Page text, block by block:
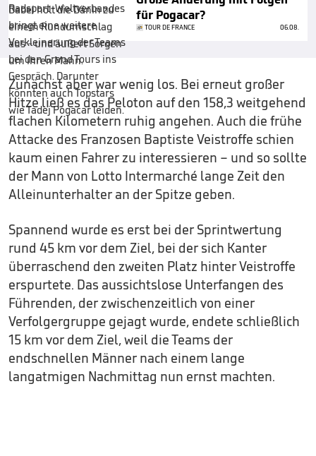
für Pogacar?
TOUR DE FRANCE 06.08.
Zunächst aber war wenig los. Bei erneut großer
Hitze ließ es das Peloton auf den 158,3 weitgehend
flachen Kilometern ruhig angehen. Auch die frühe
Attacke des Franzosen Baptiste Veistroffe schien
kaum einen Fahrer zu interessieren – und so sollte
der Mann von Lotto Intermarché lange Zeit den
Alleinunterhalter an der Spitze geben.
Spannend wurde es erst bei der Sprintwertung
rund 45 km vor dem Ziel, bei der sich Kanter
überraschend den zweiten Platz hinter Veistroffe
erspurtete. Das aussichtslose Unterfangen des
Führenden, der zwischenzeitlich von einer
Verfolgergruppe gejagt wurde, endete schließlich
15 km vor dem Ziel, weil die Teams der
endschnellen Männer nach einem lange
langatmigen Nachmittag nun ernst machten.